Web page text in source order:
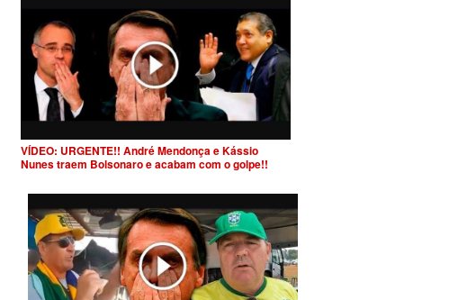
VÍDEO: URGENTE!! André Mendonça e Kássio
Nunes traem Bolsonaro e acabam com o golpe!!